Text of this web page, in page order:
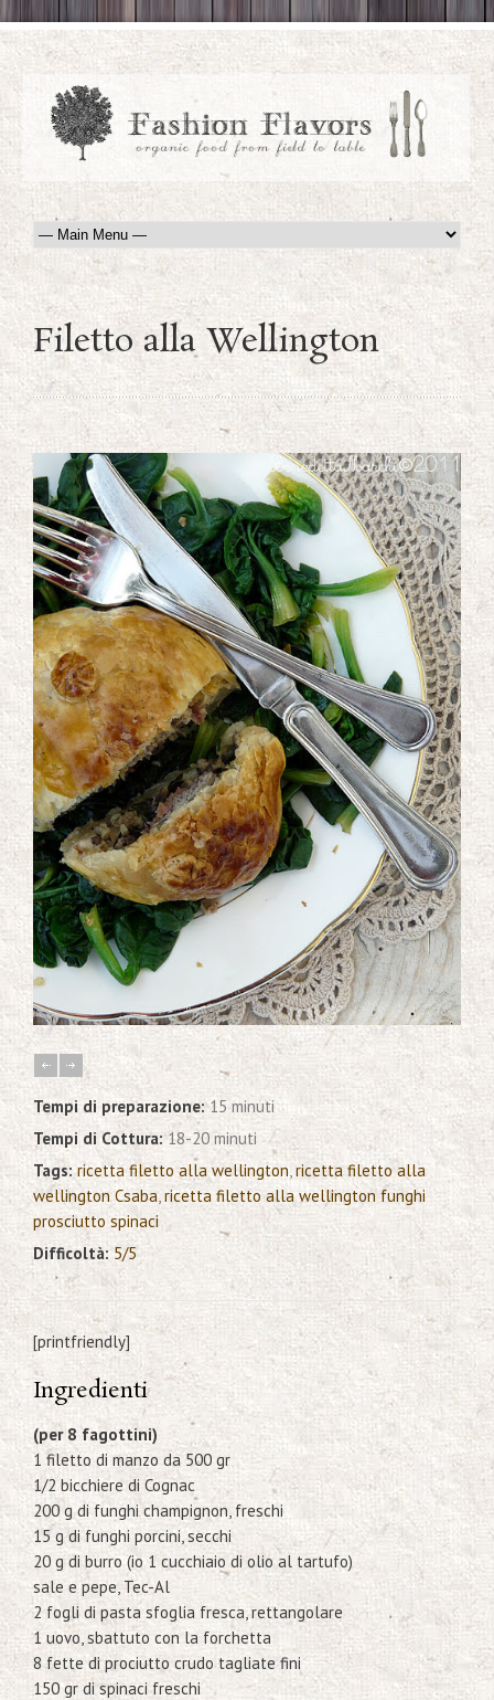
Filetto alla Wellington
Tempi di preparazione:15 minuti
Tempi di Cottura:18-20 minuti
Tags: ricetta filetto alla wellington ricetta filetto alla
wellington Csaba ricetta filetto alla wellington funghi
prosciutto spinaci
Difficoltà: 5/5
[printfriendly]
Ingredienti
(per 8 fagottini)
1 filetto di manzo da 500 gr
1/2 bicchiere di Cognac
200 g di funghi champignon, freschi
15 g di funghi porcini, secchi
20 g di burro (io 1 cucchiaio di olio al tartufo)
sale e pepe, Tec-Al
2 fogli di pasta sfoglia fresca, rettangolare
1 uovo, sbattuto con la forchetta
8 fette di prociutto crudo tagliate fini
150 gr di spinaci freschi